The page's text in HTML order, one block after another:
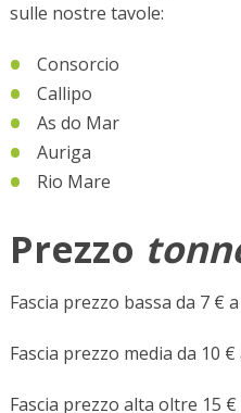
sulle nostre tavole:
Consorcio
Callipo
As do Mar
Auriga
Rio Mare
Prezzo
Fascia prezzo bassa da 7 €
Fascia prezzo media da 10 €
Fascia prezzo alta oltre 15 €